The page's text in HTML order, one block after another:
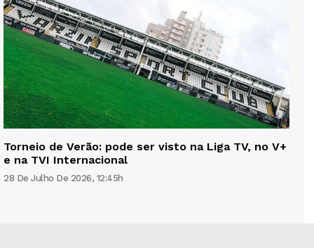
Torneio de Verão: pode ser visto na Liga TV, no V+
e na TVI Internacional
28 De Julho De 2026, 12:45h